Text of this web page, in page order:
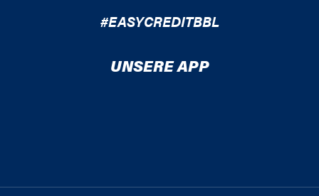
#EASYCREDITBBL
UNSERE APP